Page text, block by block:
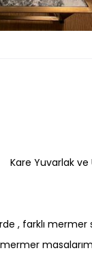
Kare Yuvarlak
, farklı